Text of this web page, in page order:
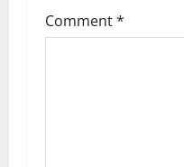
g
Comment*